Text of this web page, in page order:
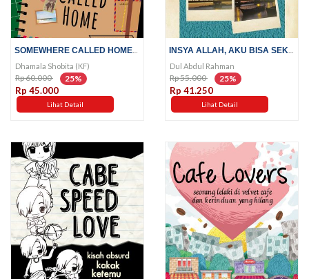
Dhamala Shobita (KF)
Rp 60.000 25%
Rp 45.000
Lihat Detail
Dul Abdul Rahman
Rp 55.000 25%
Rp 41.250
Lihat Detail